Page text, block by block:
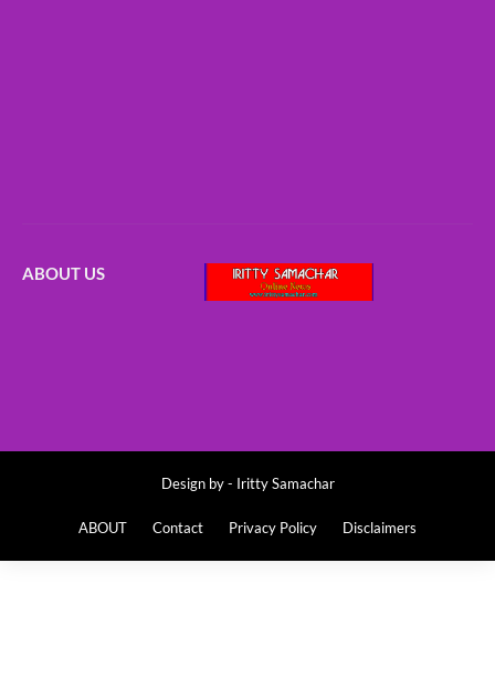
ABOUT US
Design by - Iritty Samachar
ABOUT Contact Privacy Policy Disclaimers